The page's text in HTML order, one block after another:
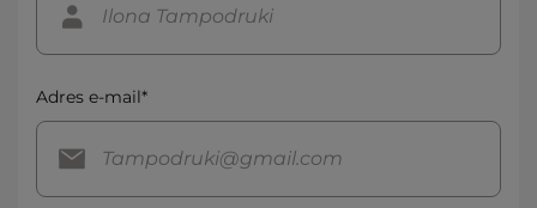
Adres e-mail*